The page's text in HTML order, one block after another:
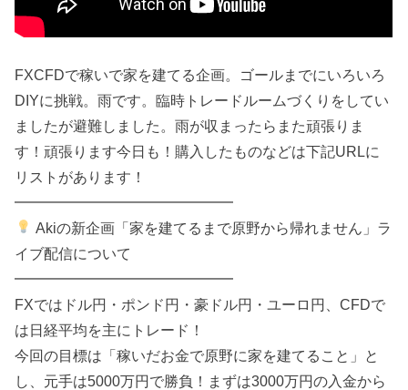
FXCFDで稼いで家を建てる企画。ゴールまでにいろいろ
DIYに挑戦。雨です。臨時トレードルームづくりをしてい
ましたが避難しました。雨が収まったらまた頑張りま
す！頑張ります今日も！購入したものなどは下記URLに
リストがあります！
━━━━━━━━━━━━━━━
Akiの新企画「家を建てるまで原野から帰れません」ラ
イブ配信について
━━━━━━━━━━━━━━━
FXではドル円・ポンド円・豪ドル円・ユーロ円、CFDで
は日経平均を主にトレード！
今回の目標は「稼いだお金で原野に家を建てること」と
し、元手は5000万円で勝負！まずは3000万円の入金から